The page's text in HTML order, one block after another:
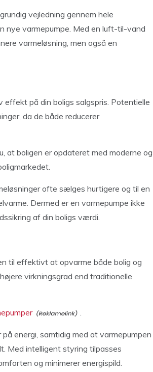
vejledning gennem hele
nye varmepumpe. Med en luft-til-vand
varmeløsning, men også en
effekt på din boligs salgspris. Potentielle
da de både reducerer
at boligen er opdateret med moderne og
ofte sælges hurtigere og til en
Dermed er en varmepumpe ikke
af din boligs værdi.
til effektivt at opvarme både bolig og
virkningsgrad end traditionelle
.
energi, samtidig med at varmepumpen
Med intelligent styring tilpasses
og minimerer energispild.